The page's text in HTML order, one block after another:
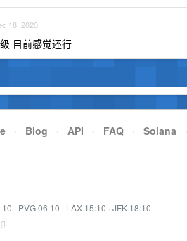
18, 2020
目前感觉还行
· Blog · API · FAQ · Solana ·
· PVG 06:10 · LAX 15:10 · JFK 18:10